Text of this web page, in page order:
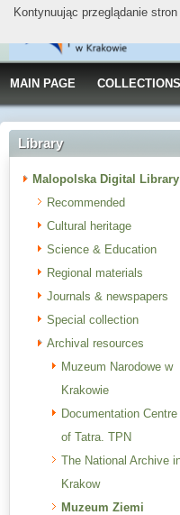
MAIN PAGE COLLECTIONS
Library
Malopolska Digital Library
Recommended
Cultural heritage
Science & Education
Regional materials
Journals & newspapers
Special collection
Archival resources
Muzeum Narodowe w
Krakowie
Documentation Centre
of Tatra. TPN
The National Archive
Krakow
Muzeum Ziemi
Kontynuując przeglądanie